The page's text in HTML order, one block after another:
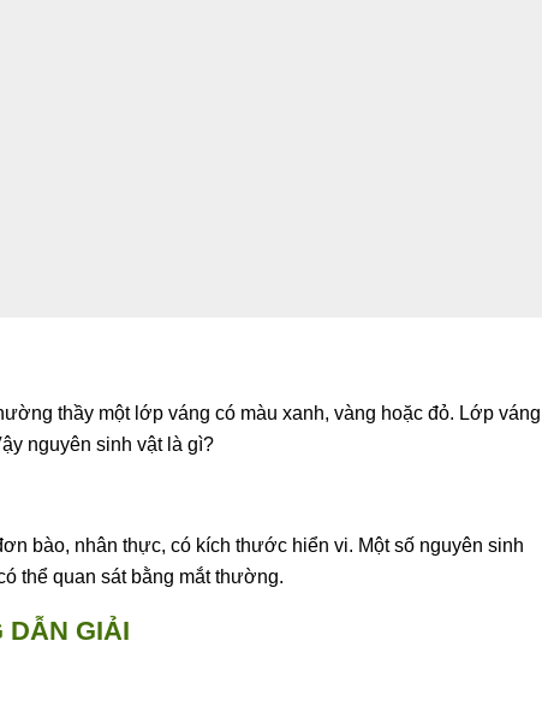
thầy một lớp váng có màu xanh, vàng hoặc đỏ. Lớp váng
nguyên sinh vật là gì?
bào, nhân thực, có kích thước hiển vi. Một số nguyên sinh
thể quan sát bằng mắt thường.
DẪN GIẢI